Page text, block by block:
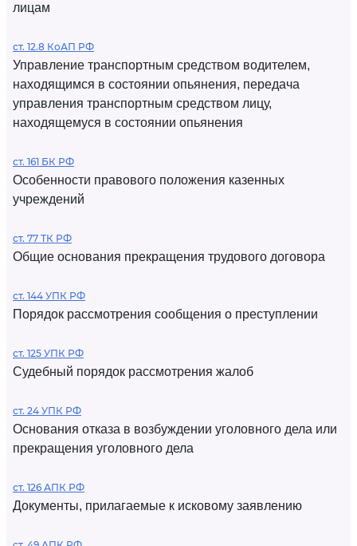
лицам
ст. 12.8 КоАП РФ
Управление транспортным средством водителем,
находящимся в состоянии опьянения, передача
управления транспортным средством лицу,
находящемуся в состоянии опьянения
ст. 161 БК РФ
Особенности правового положения казенных
учреждений
ст. 77 ТК РФ
Общие основания прекращения трудового договора
ст. 144 УПК РФ
Порядок рассмотрения сообщения о преступлении
ст. 125 УПК РФ
Судебный порядок рассмотрения жалоб
ст. 24 УПК РФ
Основания отказа в возбуждении уголовного дела или
прекращения уголовного дела
ст. 126 АПК РФ
Документы, прилагаемые к исковому заявлению